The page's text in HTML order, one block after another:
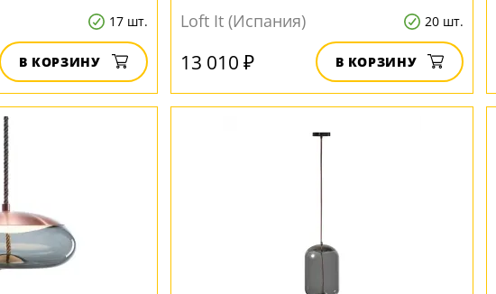
17 шт.
В КОРЗИНУ
Loft It (Испания) 20 шт.
13 010 ₽ В КОРЗИНУ